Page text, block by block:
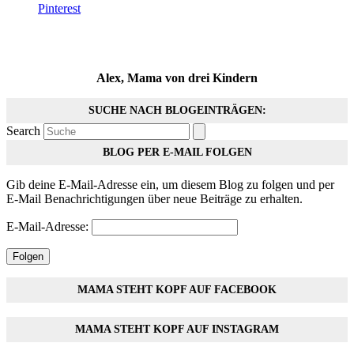
Pinterest
Alex, Mama von drei Kindern
SUCHE NACH BLOGEINTRÄGEN:
Search
BLOG PER E-MAIL FOLGEN
Gib deine E-Mail-Adresse ein, um diesem Blog zu folgen und per
E-Mail Benachrichtigungen über neue Beiträge zu erhalten.
E-Mail-Adresse:
Folgen
MAMA STEHT KOPF AUF FACEBOOK
MAMA STEHT KOPF AUF INSTAGRAM